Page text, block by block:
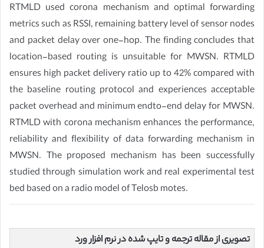
RTMLD used corona mechanism and optimal forwarding
metrics such as RSSI, remaining battery level of sensor nodes
and packet delay over one-hop. The finding concludes that
location-based routing is unsuitable for MWSN. RTMLD
ensures high packet delivery ratio up to 42% compared with
the baseline routing protocol and experiences acceptable
packet overhead and minimum endto-end delay for MWSN.
RTMLD with corona mechanism enhances the performance,
reliability and flexibility of data forwarding mechanism in
MWSN. The proposed mechanism has been successfully
studied through simulation work and real experimental test
bed based on a radio model of Telosb motes.
تصویری از مقاله ترجمه و تایپ شده در نرم افزار ورد